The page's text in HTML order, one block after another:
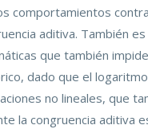
comportamientos
aditiva. También
que también
dado que el
no lineales, que
la congruencia aditiva